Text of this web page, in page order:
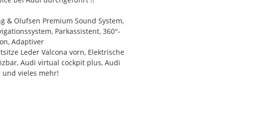
& Olufsen Premium Sound System,
Parkassistent, 360°-
Adaptiver
Leder Valcona vorn, Elektrische
Audi virtual cockpit plus, Audi
vieles mehr!